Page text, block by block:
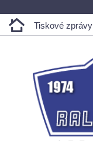
Tiskové zprávy